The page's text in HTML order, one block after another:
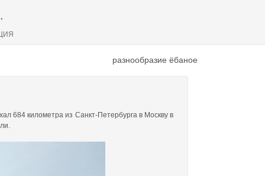
разнообразие ёбаное
684 километра из Санкт-Петербурга в Москву в